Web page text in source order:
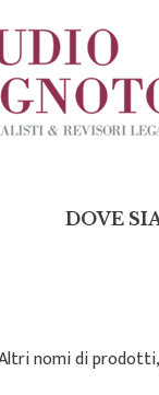
DOVE
nomi di